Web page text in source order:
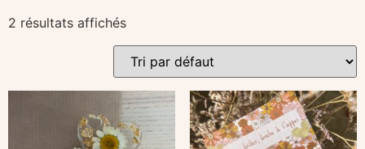
2 résultats affichés